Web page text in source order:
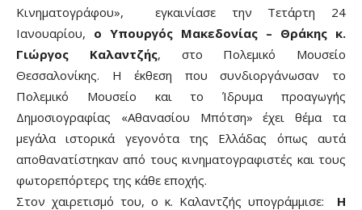
Κινηματογράφου», εγκαινίασε την Τετάρτη 24
Ιανουαρίου, ο Υπουργός Μακεδονίας – Θράκης κ.
Γιώργος Καλαντζής, στο Πολεμικό Μουσείο
Θεσσαλονίκης. Η έκθεση που συνδιοργάνωσαν το
Πολεμικό Μουσείο και το Ίδρυμα προαγωγής
Δημοσιογραφίας «Αθανασίου Μπότση» έχει θέμα τα
μεγάλα ιστορικά γεγονότα της Ελλάδας όπως αυτά
αποθανατίστηκαν από τους κινηματογραφιστές και τους
φωτορεπόρτερς της κάθε εποχής.
Στον χαιρετισμό του, ο κ. Καλαντζής υπογράμμισε: Η